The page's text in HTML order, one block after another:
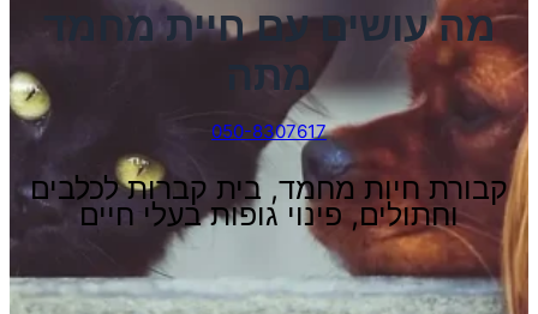
מה עושים עם חיית מחמד
מתה
050-8307617
קבורת חיות מחמד, בית קברות לכלבים
וחתולים, פינוי גופות בעלי חיים